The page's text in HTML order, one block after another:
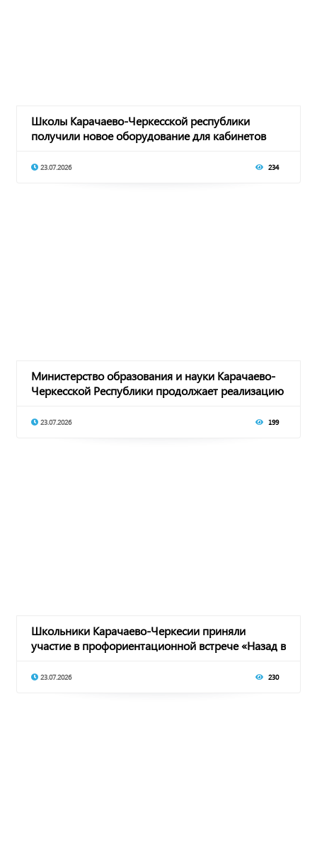
Школы Карачаево-Черкесской республики
получили новое оборудование для кабинетов
23.07.2026 234
Министерство образования и науки Карачаево-
Черкесской Республики продолжает реализацию
23.07.2026 199
Школьники Карачаево-Черкесии приняли
участие в профориентационной встрече «Назад в
23.07.2026 230